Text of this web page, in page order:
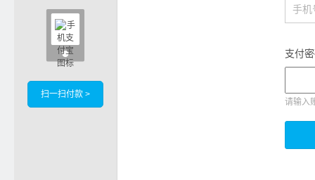

扫一扫付款 >
支付
请输入